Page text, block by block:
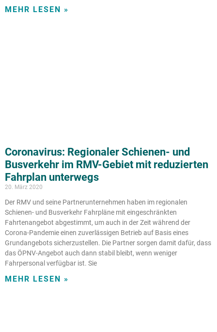
MEHR LESEN »
Coronavirus: Regionaler Schienen- und
Busverkehr im RMV-Gebiet mit reduzierten
Fahrplan unterwegs
20. März 2020
Der RMV und seine Partnerunternehmen haben im regionalen
Schienen- und Busverkehr Fahrpläne mit eingeschränkten
Fahrtenangebot abgestimmt, um auch in der Zeit während der
Corona-Pandemie einen zuverlässigen Betrieb auf Basis eines
Grundangebots sicherzustellen. Die Partner sorgen damit dafür, dass
das ÖPNV-Angebot auch dann stabil bleibt, wenn weniger
Fahrpersonal verfügbar ist. Sie
MEHR LESEN »